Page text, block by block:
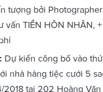
tượng bởi
vấn TIỀN HÔN NHÂN,
Dự kiến công bố vào
nhà hàng tiệc cưới 5
2018 tại 202 Hoàng Văn